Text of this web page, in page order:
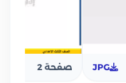
JPG صفحة 2